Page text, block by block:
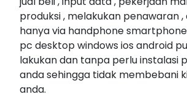
produksi , melakukan penawaran
hanya via handphone
pc desktop windows ios android
lakukan dan tanpa perlu instalasi
anda sehingga tidak membebani
anda.